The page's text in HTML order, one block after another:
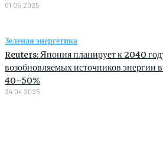
01.05.2025
Зеленая энергетика
Reuters: Япония планирует к 2040
возобновляемых источников энергии
40–50%
24.04.2025